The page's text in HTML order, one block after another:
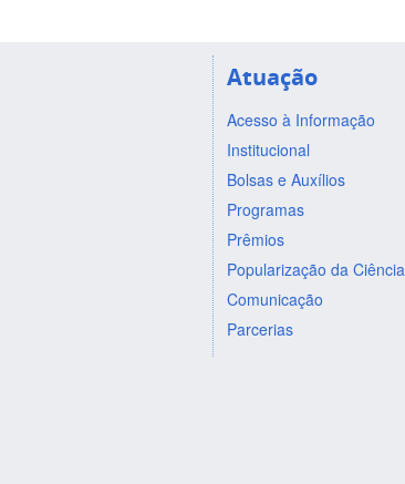
Atuação
Acesso à Informação
Institucional
Bolsas e Auxílios
Programas
Prêmios
Popularização da Ciência
Comunicação
Parcerias